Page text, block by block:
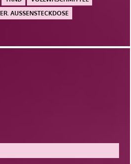
AUSSENSTECKDOSE